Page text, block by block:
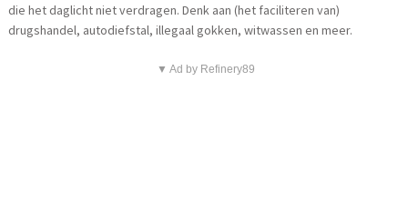
die het daglicht niet verdragen. Denk aan (het faciliteren van)
drugshandel, autodiefstal, illegaal gokken, witwassen en meer.
▼ Ad by Refinery89